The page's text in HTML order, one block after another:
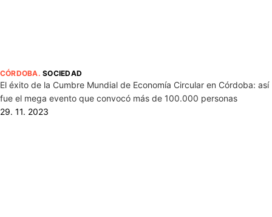
CÓRDOBA.SOCIEDAD
El éxito de la Cumbre Mundial de Economía Circular en Córdoba: así
fue el mega evento que convocó más de 100.000 personas
29. 11. 2023